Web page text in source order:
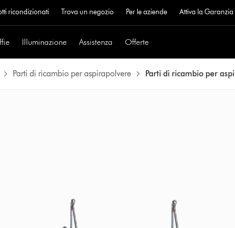
ricondizionati Trova un negozio Per le aziende Attiva la
Illuminazione Assistenza Offerte
Parti di ricambio per aspirapolvere Parti di ricambio per